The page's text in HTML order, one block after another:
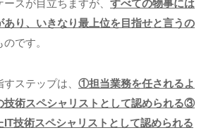
スが目立ちますが、 すべての物事には
あり、いきなり最上位を目指せと言うの
です。
ステップは、 ①担当業務を任されるよ
術スペシャリストとして認められる③
IT技術スペシャリストとして認められる